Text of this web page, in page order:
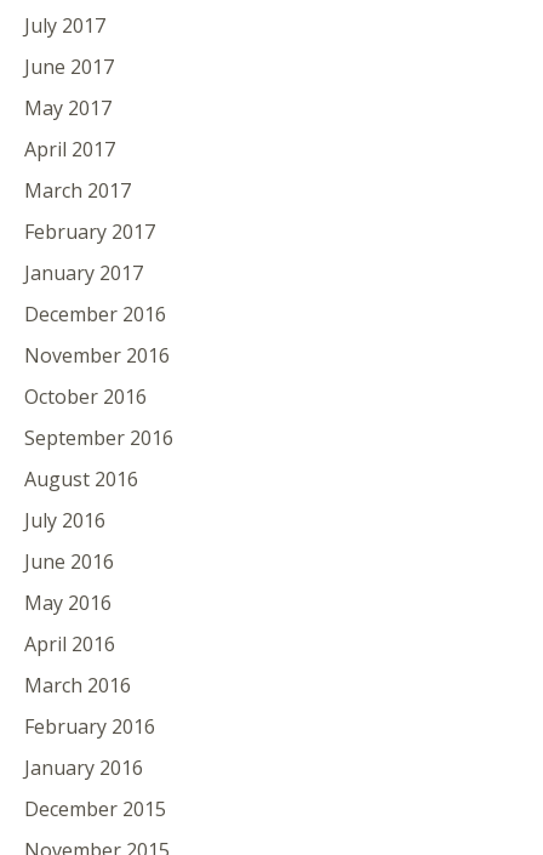
July 2017
June 2017
May 2017
April 2017
March 2017
February 2017
January 2017
December 2016
November 2016
October 2016
September 2016
August 2016
July 2016
June 2016
May 2016
April 2016
March 2016
February 2016
January 2016
December 2015